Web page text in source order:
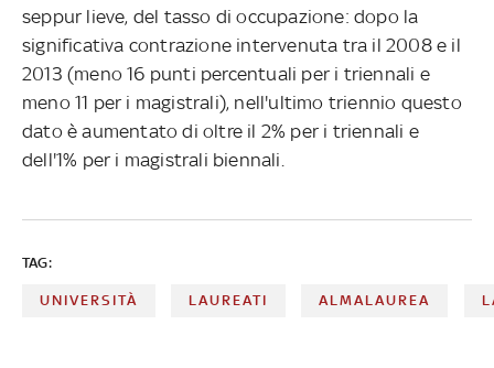
seppur lieve, del tasso di occupazione: dopo la
significativa contrazione intervenuta tra il 2008 e il
2013 (meno 16 punti percentuali per i triennali e
meno 11 per i magistrali), nell'ultimo triennio questo
dato è aumentato di oltre il 2% per i triennali e
dell'1% per i magistrali biennali.
TAG:
UNIVERSITÀ LAUREATI ALMALAUREA